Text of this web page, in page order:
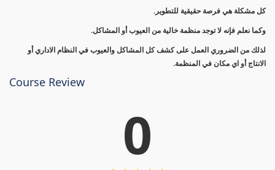
كل مشكلة هي فرصة حقيقية للتطوير.
وكما نعلم فإنه لا توجد منظمة خالية من العيوب أو المشاكل.
لذلك من الضروري العمل على كشف كل المشاكل والعيوب في النظام الاداري أو
الانتاج أو اي مكان في المنظمة.
Course Review
0